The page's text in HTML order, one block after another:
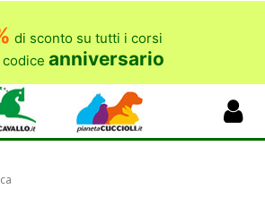
di sconto su tutti i corsi
codice anniversario